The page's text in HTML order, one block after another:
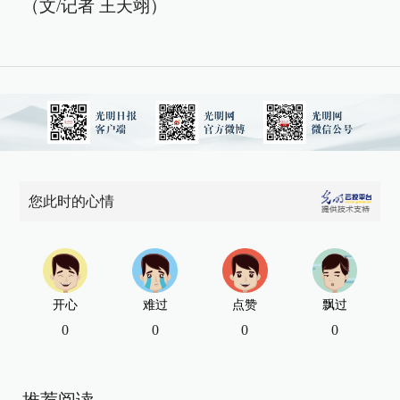
（文/记者 王天翊）
您此时的心情
开心
0
难过
0
点赞
0
飘过
0